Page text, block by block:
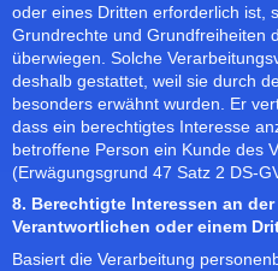
oder eines Dritten erforderlich ist,
Grundrechte und Grundfreiheiten
überwiegen. Solche
deshalb gestattet, weil sie durch
besonders erwähnt wurden. Er
dass ein berechtigtes Interesse
betroffene Person ein Kunde des
(Erwägungsgrund 47 Satz 2 DS-
8. Berechtigte Interessen an
Verantwortlichen oder einem
Basiert die Verarbeitung